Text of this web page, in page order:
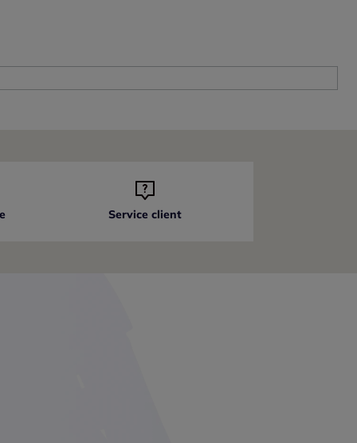
Service client